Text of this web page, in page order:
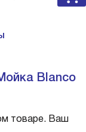
Blanco
товаре. Ваш